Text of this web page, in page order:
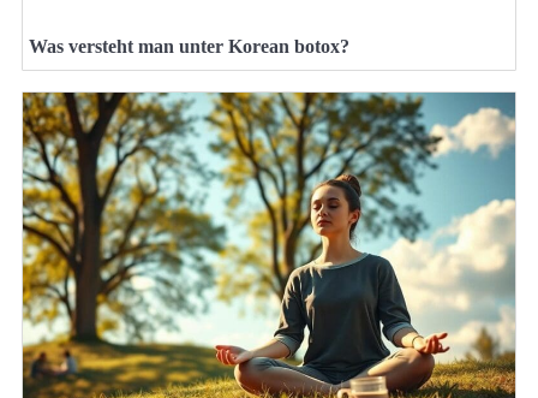
Was versteht man unter Korean botox?